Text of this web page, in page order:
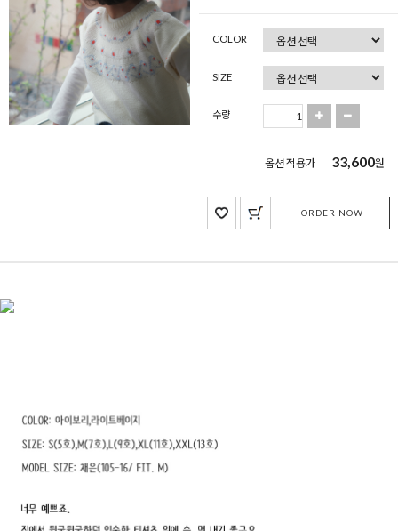
COLOR
SIZE
수량
옵션 적용가 33,600원
ORDER NOW